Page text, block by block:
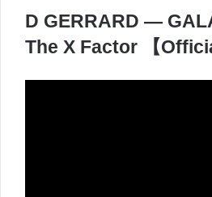
D GERRARD —
The X Factor 【